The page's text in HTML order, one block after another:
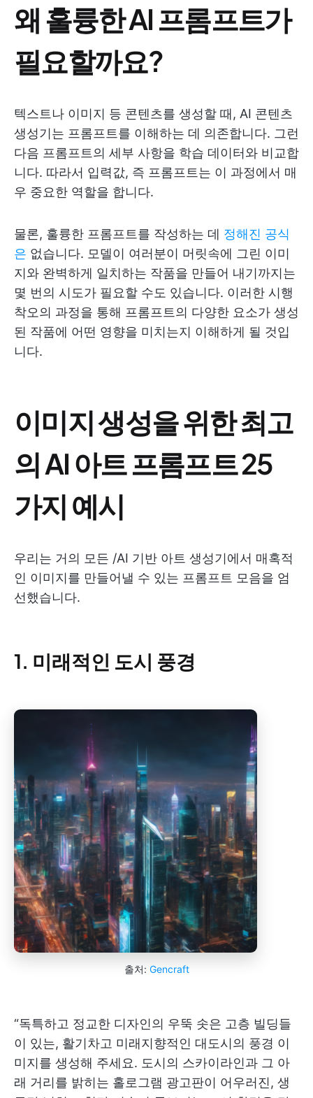
왜 훌륭한 AI 프롬프트가
필요할까요?
텍스트나 이미지 등 콘텐츠를 생성할 때, AI 콘텐츠
생성기는 프롬프트를 이해하는 데 의존합니다. 그런
다음 프롬프트의 세부 사항을 학습 데이터와 비교합
니다. 따라서 입력값, 즉 프롬프트는 이 과정에서 매
우 중요한 역할을 합니다.
물론, 훌륭한 프롬프트를 작성하는 데 정해진 공식
은 없습니다. 모델이 여러분이 머릿속에 그린 이미
지와 완벽하게 일치하는 작품을 만들어 내기까지는
몇 번의 시도가 필요할 수도 있습니다. 이러한 시행
착오의 과정을 통해 프롬프트의 다양한 요소가 생성
된 작품에 어떤 영향을 미치는지 이해하게 될 것입
니다.
이미지 생성을 위한 최고
의 AI 아트 프롬프트 25
가지 예시
우리는 거의 모든 /AI 기반 아트 생성기에서 매혹적
인 이미지를 만들어낼 수 있는 프롬프트 모음을 엄
선했습니다.
1. 미래적인 도시 풍경
출처: Gencraft
“독특하고 정교한 디자인의 우뚝 솟은 고층 빌딩들
이 있는, 활기차고 미래지향적인 대도시의 풍경 이
미지를 생성해 주세요. 도시의 스카이라인과 그 아
래 거리를 밝히는 홀로그램 광고판이 어우러진, 생